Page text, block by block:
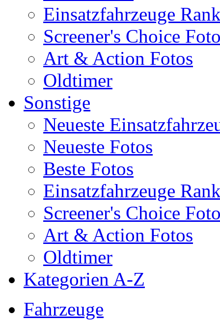
Einsatzfahrzeuge
Screener's Choice
Art & Action Fotos
Oldtimer
Sonstige
Neueste
Neueste Fotos
Beste Fotos
Einsatzfahrzeuge
Screener's Choice
Art & Action Fotos
Oldtimer
Kategorien A-Z
Fahrzeuge